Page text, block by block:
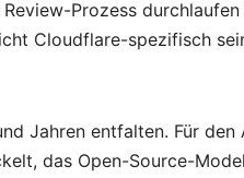
Prozess
Cloudflare-spezifisch
Jahren entfalten. Für
das Open-Source-